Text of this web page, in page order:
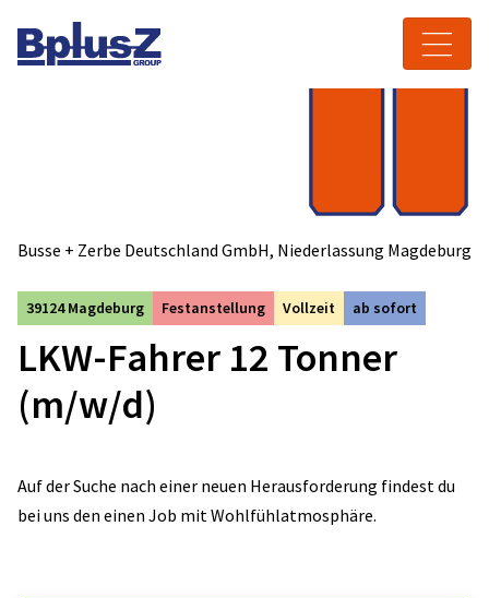
Toggle navigation
Busse + Zerbe Deutschland GmbH, Niederlassung Magdeburg
39124 Magdeburg Festanstellung Vollzeit ab sofort
LKW-Fahrer 12 Tonner
(m/w/d)
Auf der Suche nach einer neuen Herausforderung findest du
bei uns den einen Job mit Wohlfühlatmosphäre.